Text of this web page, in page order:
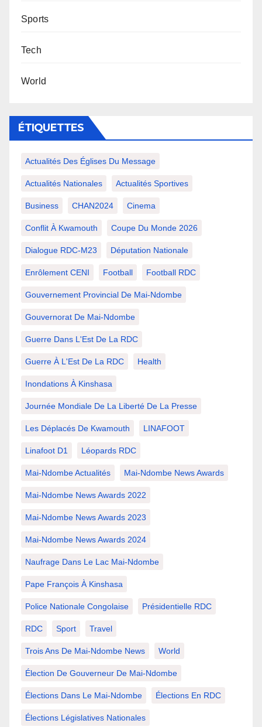
Sports
Tech
World
ÉTIQUETTES
Actualités Des Églises Du Message
Actualités Nationales Actualités Sportives
Business CHAN2024 Cinema
Conflit À Kwamouth Coupe Du Monde 2026
Dialogue RDC-M23 Députation Nationale
Enrôlement CENI Football Football RDC
Gouvernement Provincial De Mai-Ndombe
Gouvernorat De Mai-Ndombe
Guerre Dans L'Est De La RDC
Guerre À L'Est De La RDC Health
Inondations À Kinshasa
Journée Mondiale De La Liberté De La Presse
Les Déplacés De Kwamouth LINAFOOT
Linafoot D1 Léopards RDC
Mai-Ndombe Actualités Mai-Ndombe News Awards
Mai-Ndombe News Awards 2022
Mai-Ndombe News Awards 2023
Mai-Ndombe News Awards 2024
Naufrage Dans Le Lac Mai-Ndombe
Pape François À Kinshasa
Police Nationale Congolaise Présidentielle RDC
RDC Sport Travel
Trois Ans De Mai-Ndombe News World
Élection De Gouverneur De Mai-Ndombe
Élections Dans Le Mai-Ndombe Élections En RDC
Élections Législatives Nationales